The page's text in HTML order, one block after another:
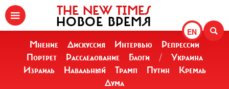
EN
THE NEW TIMES
НОВОЕ ВРЕМЯ
Мнение Дискуссия Интервью
Репрессии
Портрет
Расследование Блоги /
Украина
Израиль
Навальный Трамп Путин
Кремль
Дума